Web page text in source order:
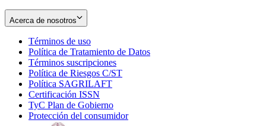
Acerca de nosotros
Términos de uso
in
new
window
Política de Tratamiento de Datos
Términos suscripciones
in
Política de Riesgos C/ST
Política SAGRILAFT
new
window
Certificación ISSN
in
new
TyC Plan de Gobierno
in
Protección del consumidorOpens